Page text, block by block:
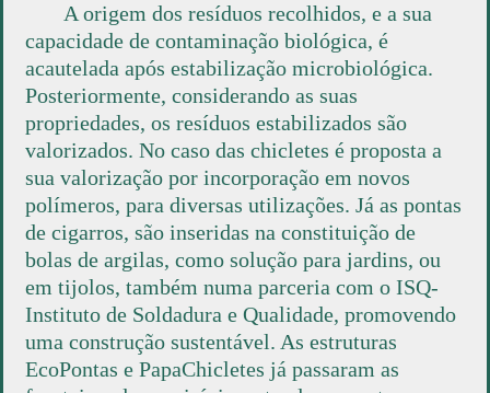
A origem dos resíduos recolhidos, e a sua
capacidade de contaminação biológica, é
acautelada após estabilização microbiológica.
Posteriormente, considerando as suas
propriedades, os resíduos estabilizados são
valorizados. No caso das chicletes é proposta a
sua valorização por incorporação em novos
polímeros, para diversas utilizações. Já as pontas
de cigarros, são inseridas na constituição de
bolas de argilas, como solução para jardins, ou
em tijolos, também numa parceria com o ISQ-
Instituto de Soldadura e Qualidade, promovendo
uma construção sustentável. As estruturas
EcoPontas e PapaChicletes já passaram as